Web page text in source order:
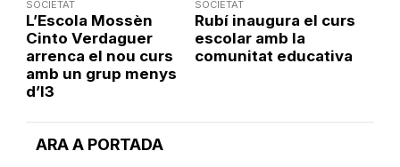
ARA A PORTADA
SOCIETAT
L’Escola Mossèn
Cinto Verdaguer
arrenca el nou curs
amb un grup menys
d’I3
SOCIETAT
Rubí inaugura el curs
escolar amb la
comunitat educativa